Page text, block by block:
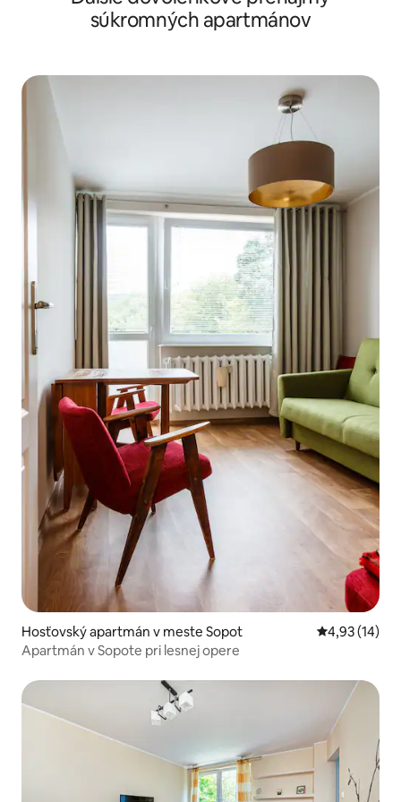
súkromných apartmánov
Hosťovský apartmán v meste Sopot Priemerné
4,93 (14)
Apartmán v Sopote pri lesnej opere